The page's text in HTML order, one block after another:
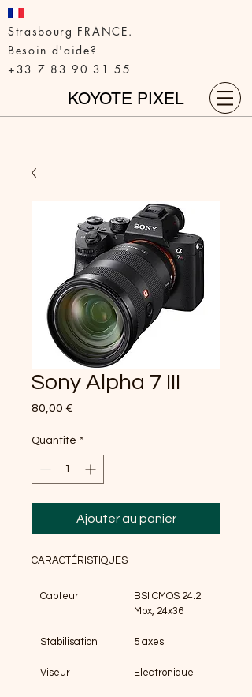
Strasbourg FRANCE.
Besoin d'aide?
+33 7 83 90 31 55
KOYOTE PIXEL
Sony Alpha 7 III
80,00 €
Quantité *
Ajouter au panier
CARACTÉRISTIQUES
Capteur
BSI CMOS 24.2
Mpx, 24x36
Stabilisation 5 axes
Viseur Electronique